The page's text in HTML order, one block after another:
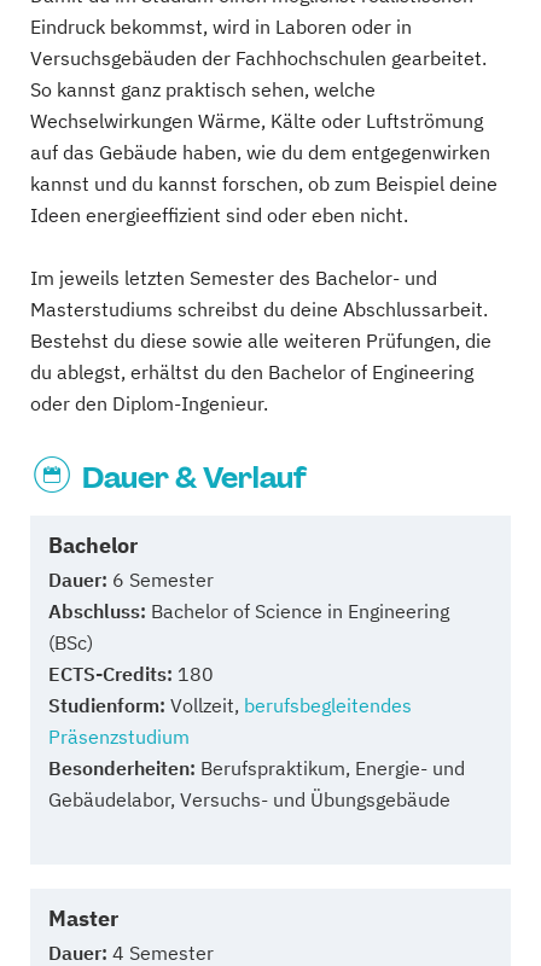
Eindruck bekommst, wird in Laboren oder in
Versuchsgebäuden der Fachhochschulen gearbeitet.
So kannst ganz praktisch sehen, welche
Wechselwirkungen Wärme, Kälte oder Luftströmung
auf das Gebäude haben, wie du dem entgegenwirken
kannst und du kannst forschen, ob zum Beispiel deine
Ideen energieeffizient sind oder eben nicht.
Im jeweils letzten Semester des Bachelor- und
Masterstudiums schreibst du deine Abschlussarbeit.
Bestehst du diese sowie alle weiteren Prüfungen, die
du ablegst, erhältst du den Bachelor of Engineering
oder den Diplom-Ingenieur.
Dauer & Verlauf
Bachelor
Dauer: 6 Semester
Abschluss: Bachelor of Science in Engineering
(BSc)
ECTS-Credits: 180
Studienform: Vollzeit, berufsbegleitendes
Präsenzstudium
Besonderheiten: Berufspraktikum, Energie- und
Gebäudelabor, Versuchs- und Übungsgebäude
Master
Dauer: 4 Semester